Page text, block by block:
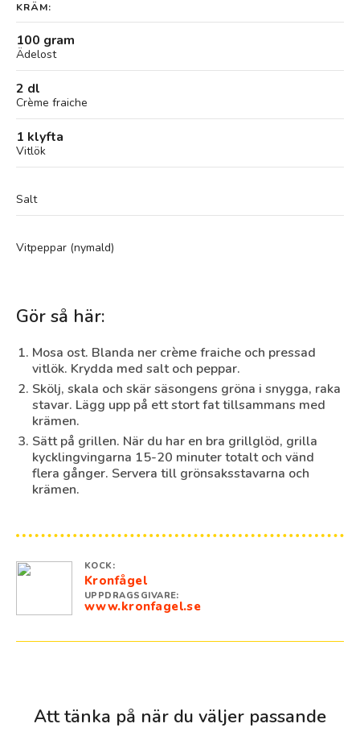
KRÄM:
100 gram
Ädelost
2 dl
Crème fraiche
1 klyfta
Vitlök
Salt
Vitpeppar (nymald)
Gör så här:
Mosa ost. Blanda ner crème fraiche och pressad
vitlök. Krydda med salt och peppar.
Skölj, skala och skär säsongens gröna i snygga, raka
stavar. Lägg upp på ett stort fat tillsammans med
krämen.
Sätt på grillen. När du har en bra grillglöd, grilla
kycklingvingarna 15-20 minuter totalt och vänd
flera gånger. Servera till grönsaksstavarna och
krämen.
KOCK:
Kronfågel
UPPDRAGSGIVARE:
www.kronfagel.se
Att tänka på när du väljer passande